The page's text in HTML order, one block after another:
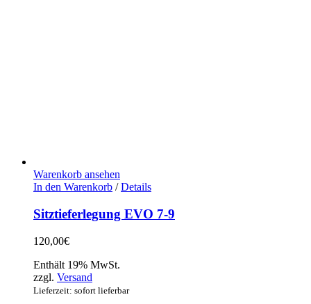
Warenkorb ansehen
In den Warenkorb / Details
Sitztieferlegung EVO 7-9
120,00€
Enthält 19% MwSt.
zzgl. Versand
Lieferzeit: sofort lieferbar